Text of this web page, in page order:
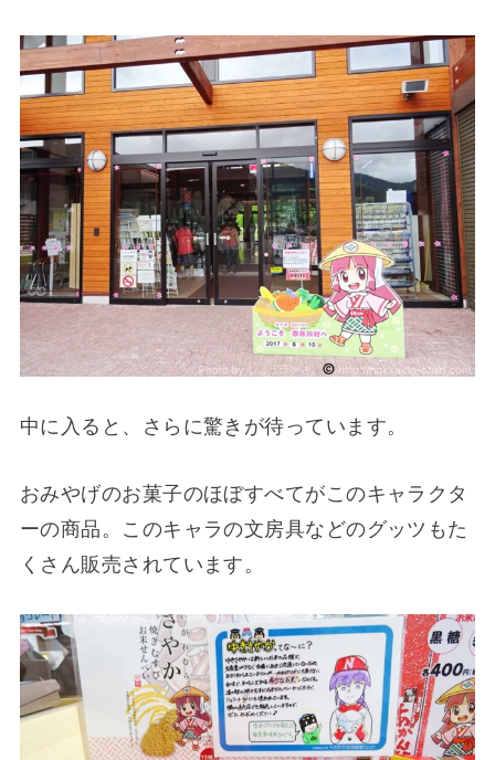
中に入ると、さらに驚きが待っています。
おみやげのお菓子のほぼすべてがこのキャラクタ
ーの商品。このキャラの文房具などのグッツもた
くさん販売されています。